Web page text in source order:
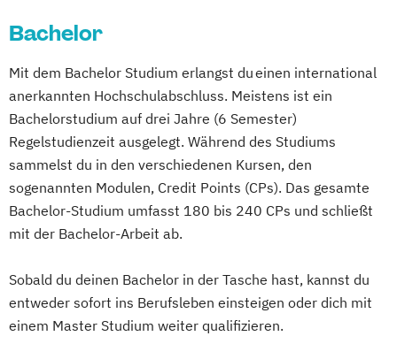
Strategisches Marketing
Bachelor
Mit dem Bachelor Studium erlangst du einen international
anerkannten Hochschulabschluss. Meistens ist ein
Bachelorstudium auf drei Jahre (6 Semester)
Regelstudienzeit ausgelegt. Während des Studiums
sammelst du in den verschiedenen Kursen, den
sogenannten Modulen, Credit Points (CPs). Das gesamte
Bachelor-Studium umfasst 180 bis 240 CPs und schließt
mit der Bachelor-Arbeit ab.
Sobald du deinen Bachelor in der Tasche hast, kannst du
entweder sofort ins Berufsleben einsteigen oder dich mit
einem Master Studium weiter qualifizieren.